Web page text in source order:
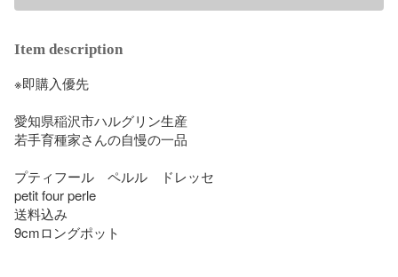
Item description
※即購入優先
愛知県稲沢市ハルグリン生産
若手育種家さんの自慢の一品
プティフール　ペルル　ドレッセ
petit four perle
送料込み
9cmロングポット